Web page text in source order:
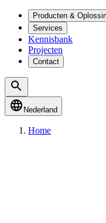
Producten &
Services
Kennisbank
Projecten
Contact
Nederland
Home